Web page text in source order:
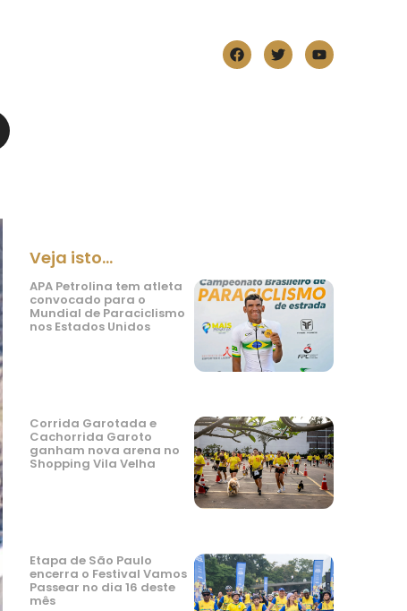
Veja isto...
APA Petrolina tem atleta
convocado para o
Mundial de Paraciclismo
nos Estados Unidos
Corrida Garotada e
Cachorrida Garoto
ganham nova arena no
Shopping Vila Velha
Etapa de São Paulo
encerra o Festival Vamos
Passear no dia 16 deste
mês